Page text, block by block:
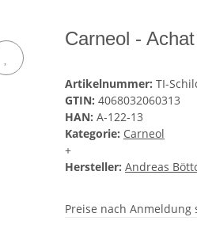
Carneol -
Artikelnummer: TI-
GTIN: 4068032060313
HAN: A-122-13
Kategorie: Carneol
+
Hersteller: Andreas
Preise nach Anmeldung